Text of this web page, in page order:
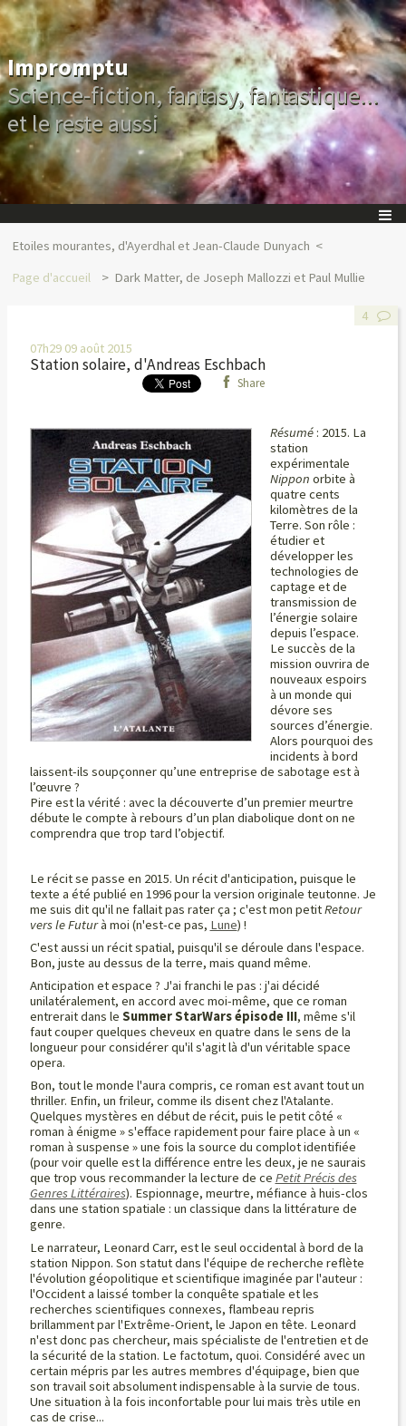
Impromptu
Science-fiction, fantasy, fantastique...
et le reste aussi
Etoiles mourantes, d'Ayerdhal et Jean-Claude Dunyach
Page d'accueil
Dark Matter, de Joseph Mallozzi et Paul Mullie
07h29 09 août 2015
Station solaire, d'Andreas Eschbach
Share
Résumé: 2015. La
station
expérimentale
Nippon orbite à
quatre cents
kilomètres de la
Terre. Son rôle :
étudier et
développer les
technologies de
captage et de
transmission de
l’énergie solaire
depuis l’espace.
Le succès de la
mission ouvrira de
nouveaux espoirs
à un monde qui
dévore ses
sources d’énergie.
Alors pourquoi des
incidents à bord
laissent-ils soupçonner qu’une entreprise de sabotage est à
l’œuvre ?
Pire est la vérité : avec la découverte d’un premier meurtre
débute le compte à rebours d’un plan diabolique dont on ne
comprendra que trop tard l’objectif.
Le récit se passe en 2015. Un récit d'anticipation, puisque le
texte a été publié en 1996 pour la version originale teutonne. Je
me suis dit qu'il ne fallait pas rater ça ; c'est mon petitRetour
vers le Futurà moi (n'est-ce pas, Lune) !
C'est aussi un récit spatial, puisqu'il se déroule dans l'espace.
Bon, juste au dessus de la terre, mais quand même.
Anticipation et espace ? J'ai franchi le pas : j'ai décidé
unilatéralement, en accord avec moi-même, que ce roman
entrerait dans le Summer StarWars épisode III, même s'il
faut couper quelques cheveux en quatre dans le sens de la
longueur pour considérer qu'il s'agit là d'un véritable space
opera.
Bon, tout le monde l'aura compris, ce roman est avant tout un
thriller. Enfin, un frileur, comme ils disent chez l'Atalante.
Quelques mystères en début de récit, puis le petit côté «
roman à énigme » s'efface rapidement pour faire place à un «
roman à suspense » une fois la source du complot identifiée
(pour voir quelle est la différence entre les deux, je ne saurais
que trop vous recommander la lecture de ce Petit Précis des
Genres Littéraires). Espionnage, meurtre, méfiance à huis-clos
dans une station spatiale : un classique dans la littérature de
genre.
Le narrateur, Leonard Carr, est le seul occidental à bord de la
station Nippon. Son statut dans l'équipe de recherche reflète
l'évolution géopolitique et scientifique imaginée par l'auteur :
l'Occident a laissé tomber la conquête spatiale et les
recherches scientifiques connexes, flambeau repris
brillamment par l'Extrême-Orient, le Japon en tête. Leonard
n'est donc pas chercheur, mais spécialiste de l'entretien et de
la sécurité de la station. Le factotum, quoi. Considéré avec un
certain mépris par les autres membres d'équipage, bien que
son travail soit absolument indispensable à la survie de tous.
Une situation à la fois inconfortable pour lui mais très utile en
cas de crise...
4